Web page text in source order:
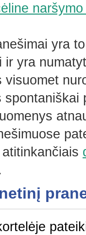
yra
ir yra
visuomet